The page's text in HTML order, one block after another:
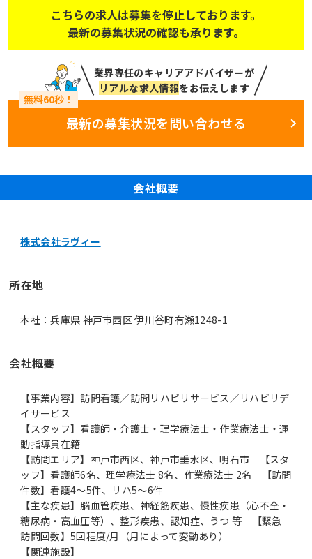
こちらの求人は募集を停止しております。
最新の募集状況の確認も承ります。
業界専任のキャリアアドバイザーが
リアルな求人情報をお伝えします
最新の募集状況を問い合わせる
会社概要
株式会社ラヴィー
所在地
本社：兵庫県 神戸市西区 伊川谷町有瀬1248-1
会社概要
【事業内容】訪問看護／訪問リハビリサービス／リハビリデ
イサービス
【スタッフ】看護師・介護士・理学療法士・作業療法士・運
動指導員在籍
【訪問エリア】神戸市西区、神戸市垂水区、明石市 【スタ
ッフ】看護師6名、理学療法士 8名、作業療法士 2名 【訪問
件数】看護4～5件、リハ5～6件
【主な疾患】脳血管疾患、神経筋疾患、慢性疾患（心不全・
糖尿病・高血圧等）、整形疾患、認知症、うつ 等 【緊急
訪問回数】5回程度/月（月によって変動あり）
【関連施設】